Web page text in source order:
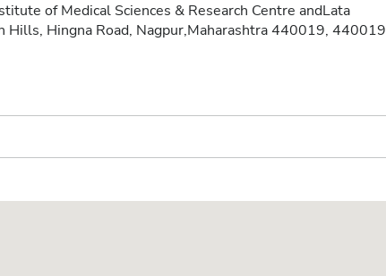
of Medical Sciences & Research Centre andLata
Hills, Hingna Road, Nagpur,Maharashtra 440019, 440019